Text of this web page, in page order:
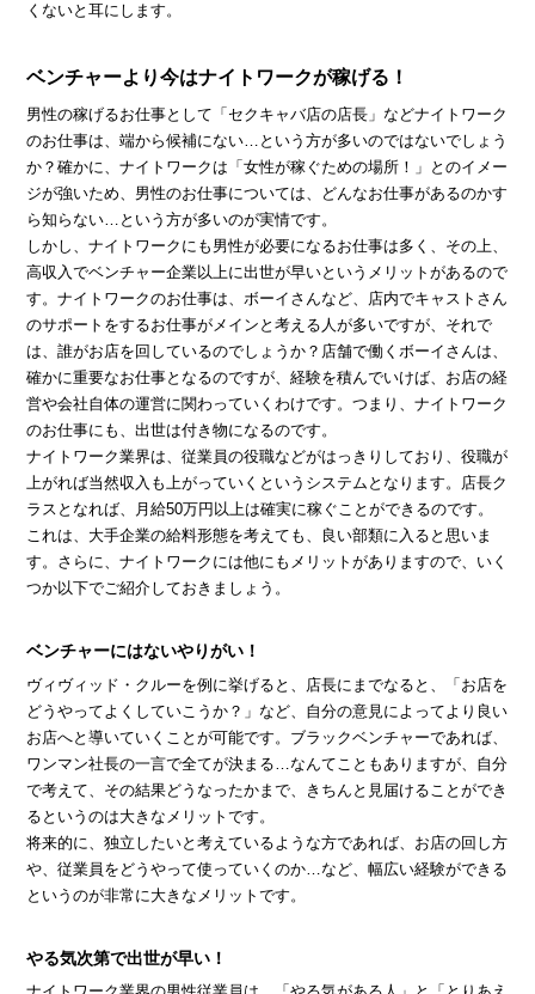
くないと耳にします。
ベンチャーより今はナイトワークが稼げる！
男性の稼げるお仕事として「セクキャバ店の店長」などナイトワーク
のお仕事は、端から候補にない…という方が多いのではないでしょう
か？確かに、ナイトワークは「女性が稼ぐための場所！」とのイメー
ジが強いため、男性のお仕事については、どんなお仕事があるのかす
ら知らない…という方が多いのが実情です。
しかし、ナイトワークにも男性が必要になるお仕事は多く、その上、
高収入でベンチャー企業以上に出世が早いというメリットがあるので
す。ナイトワークのお仕事は、ボーイさんなど、店内でキャストさん
のサポートをするお仕事がメインと考える人が多いですが、それで
は、誰がお店を回しているのでしょうか？店舗で働くボーイさんは、
確かに重要なお仕事となるのですが、経験を積んでいけば、お店の経
営や会社自体の運営に関わっていくわけです。つまり、ナイトワーク
のお仕事にも、出世は付き物になるのです。
ナイトワーク業界は、従業員の役職などがはっきりしており、役職が
上がれば当然収入も上がっていくというシステムとなります。店長ク
ラスとなれば、月給50万円以上は確実に稼ぐことができるのです。
これは、大手企業の給料形態を考えても、良い部類に入ると思いま
す。さらに、ナイトワークには他にもメリットがありますので、いく
つか以下でご紹介しておきましょう。
ベンチャーにはないやりがい！
ヴィヴィッド・クルーを例に挙げると、店長にまでなると、「お店を
どうやってよくしていこうか？」など、自分の意見によってより良い
お店へと導いていくことが可能です。ブラックベンチャーであれば、
ワンマン社長の一言で全てが決まる…なんてこともありますが、自分
で考えて、その結果どうなったかまで、きちんと見届けることができ
るというのは大きなメリットです。
将来的に、独立したいと考えているような方であれば、お店の回し方
や、従業員をどうやって使っていくのか…など、幅広い経験ができる
というのが非常に大きなメリットです。
やる気次第で出世が早い！